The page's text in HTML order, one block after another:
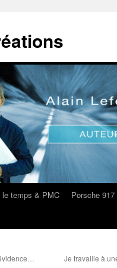
le temps & PMC Porsche 917
Je travaille à